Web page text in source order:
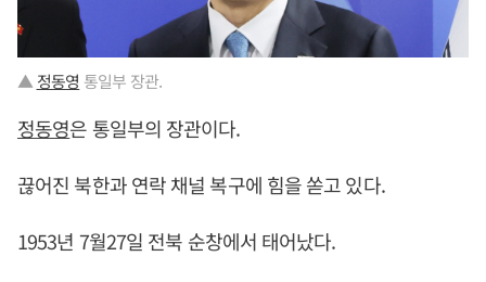
▲ 정동영 통일부 장관.
정동영은 통일부의 장관이다.
끊어진 북한과 연락 채널 복구에 힘을 쏟고 있다.
1953년 7월27일 전북 순창에서 태어났다.